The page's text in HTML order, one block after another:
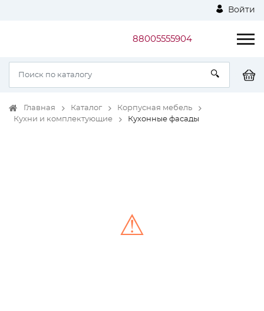
Войти
88005555904
Главная Каталог
Корпусная мебель
Кухни и комплектующие
Кухонные фасады
⚠